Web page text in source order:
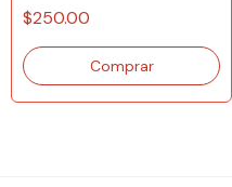
$250.00